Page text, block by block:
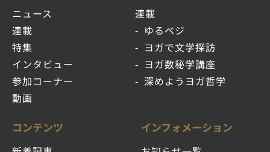
ニュース
連載
特集
インタビュー
参加コーナー
動画
連載
ゆるベジ
ヨガで文学探訪
ヨガ数秘学講座
深めようヨガ哲学
コンテンツ インフォメーション